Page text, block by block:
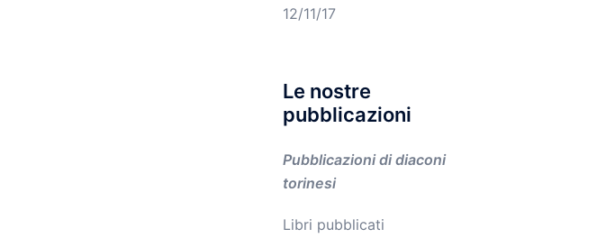
12/11/17
Le nostre
pubblicazioni
Pubblicazioni di diaconi
torinesi
Libri pubblicati